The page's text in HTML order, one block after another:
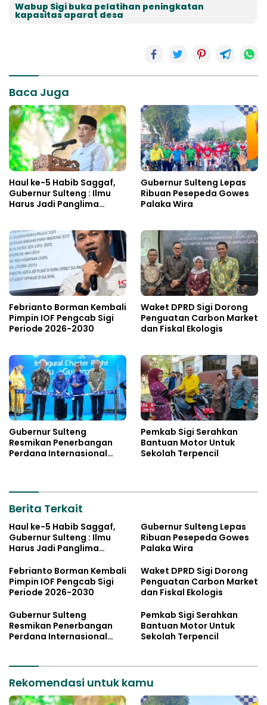
Wabup Sigi buka pelatihan peningkatan
kapasitas aparat desa
Baca Juga
Haul ke-5 Habib Saggaf,
Gubernur Sulteng : Ilmu
Harus Jadi Panglima
Gubernur Sulteng Lepas
Ribuan Pesepeda Gowes
Palaka Wira
Febrianto Borman Kembali
Pimpin IOF Pengcab Sigi
Periode 2026-2030
Waket DPRD Sigi Dorong
Penguatan Carbon Market
dan Fiskal Ekologis
Gubernur Sulteng
Resmikan Penerbangan
Perdana Internasional
Pemkab Sigi Serahkan
Bantuan Motor Untuk
Sekolah Terpencil
Berita Terkait
Haul ke-5 Habib Saggaf,
Gubernur Sulteng : Ilmu
Harus Jadi Panglima
Gubernur Sulteng Lepas
Ribuan Pesepeda Gowes
Palaka Wira
Febrianto Borman Kembali
Pimpin IOF Pengcab Sigi
Periode 2026-2030
Waket DPRD Sigi Dorong
Penguatan Carbon Market
dan Fiskal Ekologis
Gubernur Sulteng
Resmikan Penerbangan
Perdana Internasional
Pemkab Sigi Serahkan
Bantuan Motor Untuk
Sekolah Terpencil
Rekomendasi untuk kamu